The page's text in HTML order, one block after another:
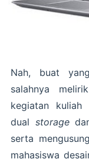
Nah, buat
salahnya
kegiatan kuliah
dual storage
serta
mahasiswa